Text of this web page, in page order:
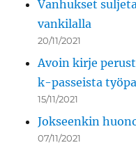
Vanhukset
vankilalla
20/11/2021
Avoin kirje
k-passeista
15/11/2021
Jokseenkin
07/11/2021